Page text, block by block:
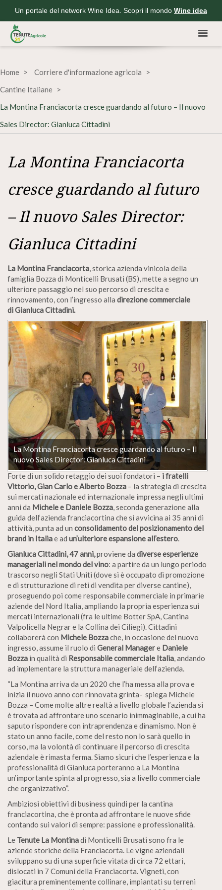
Un portale del network Wine Idea. Scopri il mondo Wine idea
Home
Corriere d'informazione agricola
Cantine Italiane
La Montina Franciacorta cresce guardando al futuro – Il nuovo
Sales Director: Gianluca Cittadini
La Montina Franciacorta
cresce guardando al futuro
– Il nuovo Sales Director:
Gianluca Cittadini
La Montina Franciacorta, storica azienda vinicola della
famiglia Bozza di Monticelli Brusati (BS), mette a segno un
ulteriore passaggio nel suo percorso di crescita e
rinnovamento, con l’ingresso alla direzione commerciale
di Gianluca Cittadini.
La Montina Franciacorta cresce guardando al futuro – Il
nuovo Sales Director: Gianluca Cittadini
Forte di un solido retaggio dei suoi fondatori – i fratelli
Vittorio, Gian Carlo e Alberto Bozza – la strategia di crescita
sui mercati nazionale ed internazionale impressa negli ultimi
anni da Michele e Daniele Bozza, seconda generazione alla
guida dell’azienda franciacortina che si avvicina ai 35 anni di
attività, punta ad un consolidamento del posizionamento del
brand in Italiae ad un’ulteriore espansione all’estero.
Gianluca Cittadini, 47 anni,proviene da diverse esperienze
manageriali nel mondo del vino: a partire da un lungo periodo
trascorso negli Stati Uniti (dove si è occupato di promozione
e di strutturazione di reti di vendita per diverse cantine),
proseguendo poi come responsabile commerciale in primarie
aziende del Nord Italia, ampliando la propria esperienza sui
mercati internazionali (fra le ultime Botter SpA, Cantina
Valpolicella Negrar e la Collina dei Ciliegi). Cittadini
collaborerà con Michele Bozzache, in occasione del nuovo
ingresso, assume il ruolo di General Managere Daniele
Bozza in qualità di Responsabile commerciale Italia, andando
ad implementare la struttura manageriale dell’azienda.
“La Montina arriva da un 2020 che l’ha messa alla prova e
inizia il nuovo anno con rinnovata grinta- spiega Michele
Bozza – Come molte altre realtà a livello globale l’azienda si
è trovata ad affrontare uno scenario inimmaginabile, a cui ha
saputo rispondere con intraprendenza e dinamismo. Non è
stato un anno facile, come del resto non lo sarà quello in
corso, ma la volontà di continuare il percorso di crescita
aziendale è rimasta ferma. Siamo sicuri che l’esperienza e la
professionalità di Gianluca porteranno a La Montina
un’importante spinta al progresso, sia a livello commerciale
che organizzativo”.
Ambiziosi obiettivi di business quindi per la cantina
franciacortina, che è pronta ad affrontare le nuove sfide
contando sui valori di sempre: passione e professionalità.
Le Tenute La Montinadi Monticelli Brusati sono fra le
aziende storiche della Franciacorta. Le vigne aziendali
sviluppano su di una superficie vitata di circa 72 ettari,
dislocati in 7 Comuni della Franciacorta. Vigneti, con
giacitura preminentemente collinare, impiantati su terreni